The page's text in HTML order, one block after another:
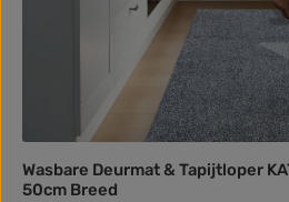
Wasbare Deurmat & Tapijtloper
50cm Breed